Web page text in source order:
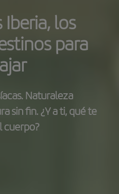
los
para
Naturaleza
sin fin. ¿Y a ti, qué te
cuerpo?